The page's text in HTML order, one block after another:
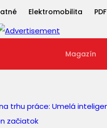
Elektromobilita PDF
Magazín